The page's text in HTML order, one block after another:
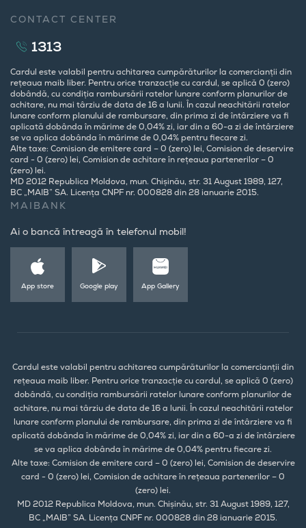
CONTACT CENTER
1313
Cardul este valabil pentru achitarea cumpărăturilor la comercianții din
rețeaua maib liber. Pentru orice tranzacție cu cardul, se aplică 0 (zero)
dobândă, cu condiția rambursării ratelor lunare conform planurilor de
achitare, nu mai târziu de data de 16 a lunii. În cazul neachitării ratelor
lunare conform planului de rambursare, din prima zi de întârziere va fi
aplicată dobânda în mărime de 0,04% zi, iar din a 60-a zi de întârziere
se va aplica dobânda în mărime de 0,04% pentru fiecare zi.
Alte taxe: Comision de emitere card – 0 (zero) lei, Comision de deservire
card - 0 (zero) lei, Comision de achitare în rețeaua partenerilor – 0
(zero) lei.
MD 2012 Republica Moldova, mun. Chișinău, str. 31 August 1989, 127,
BC „MAIB” SA. Licența CNPF nr. 000828 din 28 ianuarie 2015.
MAIBANK
Ai o bancă întreagă în telefonul mobil!
App store Google play App Gallery
Cardul este valabil pentru achitarea cumpărăturilor la comercianții din
rețeaua maib liber. Pentru orice tranzacție cu cardul, se aplică 0 (zero)
dobândă, cu condiția rambursării ratelor lunare conform planurilor de
achitare, nu mai târziu de data de 16 a lunii. În cazul neachitării ratelor
lunare conform planului de rambursare, din prima zi de întârziere va fi
aplicată dobânda în mărime de 0,04% zi, iar din a 60-a zi de întârziere
se va aplica dobânda în mărime de 0,04% pentru fiecare zi.
Alte taxe: Comision de emitere card – 0 (zero) lei, Comision de deservire
card - 0 (zero) lei, Comision de achitare în rețeaua partenerilor – 0
(zero) lei.
MD 2012 Republica Moldova, mun. Chișinău, str. 31 August 1989, 127,
BC „MAIB” SA. Licența CNPF nr. 000828 din 28 ianuarie 2015.